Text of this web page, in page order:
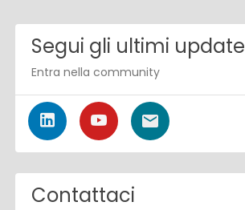
Segui gli ultimi update
Entra nella community
Contattaci